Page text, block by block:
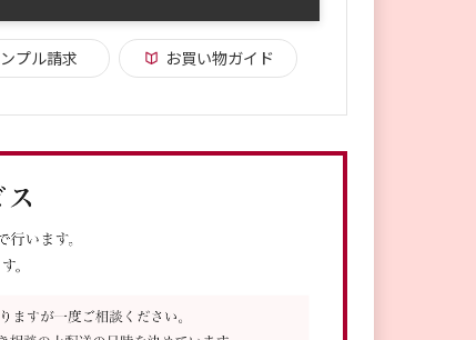
プル請求 お買い物ガイド